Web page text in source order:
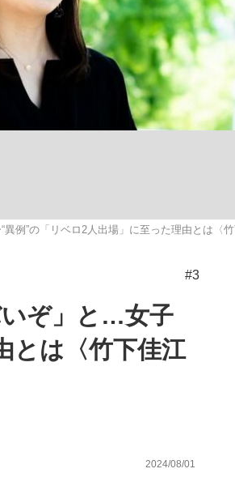
最悪の空気のまま解散」WBC日本代表“敗戦
私のあのとき、私のいま
例”の「リベロ2人出場」に至った理由とは〈竹
#3
いぞ」と…女子
とは〈竹下佳江
2024/08/01